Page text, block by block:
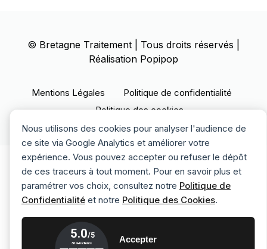
Nous utilisons des cookies pour analyser l'audience de
ce site via Google Analytics et améliorer votre
expérience. Vous pouvez accepter ou refuser le dépôt
de ces traceurs à tout moment. Pour en savoir plus et
paramétrer vos choix, consultez notre Politique de
Confidentialité et notre Politique des Cookies.
Accepter
© Bretagne Traitement | Tous droits réservés |
Réalisation Popipop
Mentions Légales
Politique de confidentialité
Politique des cookies